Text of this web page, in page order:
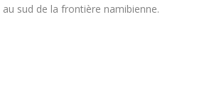
au sud de la frontière namibienne.